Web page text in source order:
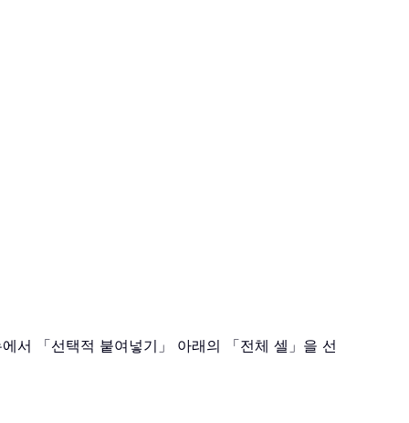
서 「선택적 붙여넣기」 아래의 「전체 셀」을 선